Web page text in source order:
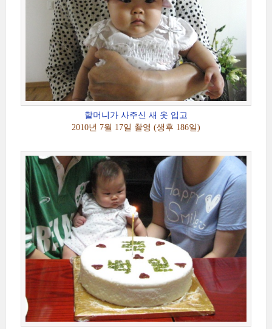
할머니가 사주신 새 옷 입고
2010년 7월 17일 촬영 (생후 186일)